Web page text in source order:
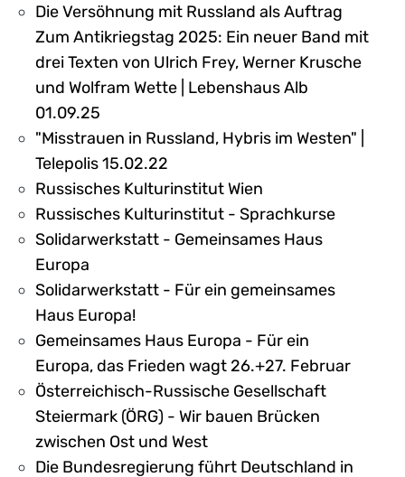
Die Versöhnung mit Russland als Auftrag
Zum Antikriegstag 2025: Ein neuer Band mit
drei Texten von Ulrich Frey, Werner Krusche
und Wolfram Wette | Lebenshaus Alb
01.09.25
"Misstrauen in Russland, Hybris im Westen" |
Telepolis 15.02.22
Russisches Kulturinstitut Wien
Russisches Kulturinstitut - Sprachkurse
Solidarwerkstatt - Gemeinsames Haus
Europa
Solidarwerkstatt - Für ein gemeinsames
Haus Europa!
Gemeinsames Haus Europa - Für ein
Europa, das Frieden wagt 26.+27. Februar
Österreichisch-Russische Gesellschaft
Steiermark (ÖRG) - Wir bauen Brücken
zwischen Ost und West
Die Bundesregierung führt Deutschland in